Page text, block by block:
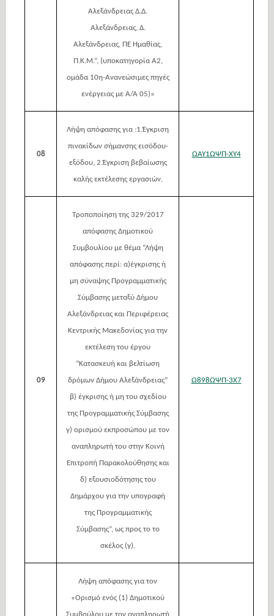
Αλεξάνδρειας Δ.Δ.
Αλεξάνδρειας, Δ.
Αλεξάνδρειας, ΠΕ Ημαθίας,
Π.Κ.Μ.”, (υποκατηγορία Α2,
ομάδα 10η-Ανανεώσιμες πηγές
ενέργειας με Α/Α 05)»
08
Λήψη απόφασης για :1.Έγκριση
πινακίδων σήμανσης εισόδου-
εξόδου, 2.Έγκριση βεβαίωσης
καλής εκτέλεσης εργασιών.
ΩΑΥ1ΩΨΠ-ΧΥ4
09
Τροποποίηση της 329/2017
απόφασης Δημοτικού
Συμβουλίου με θέμα “Λήψη
απόφασης περί: α)έγκρισης ή
μη σύναψης Προγραμματικής
Σύμβασης μεταξύ Δήμου
Αλεξάνδρειας και Περιφέρειας
Κεντρικής Μακεδονίας για την
εκτέλεση του έργου
“Κατασκευή και βελτίωση
δρόμων Δήμου Αλεξάνδρειας”
β) έγκρισης ή μη του σχεδίου
της Προγραμματικής Σύμβασης
γ) ορισμού εκπροσώπου με τον
αναπληρωτή του στην Κοινή
Επιτροπή Παρακολούθησης και
δ) εξουσιοδότησης του
Δημάρχου για την υπογραφή
της Προγραμματικής
Σύμβασης”, ως προς το το
σκέλος (γ).
Ω898ΩΨΠ-3Χ7
Λήψη απόφασης για τον
«Ορισμό ενός (1) Δημοτικού